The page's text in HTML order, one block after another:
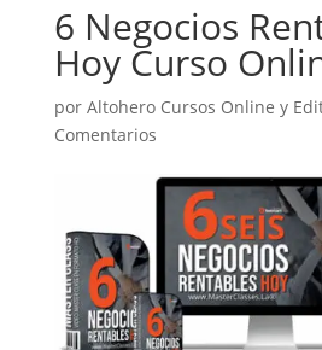
6 Negocios
Hoy Curso
por Altohero Cursos Online y
Comentarios